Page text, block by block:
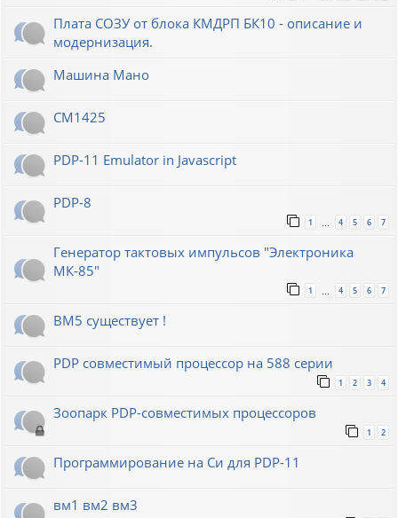
Плата СОЗУ от блока КМДРП БК10 - описание и
модернизация.
Машина Мано
СМ1425
PDP-11 Emulator in Javascript
PDP-8
1 4 5 6 7
Генератор тактовых импульсов "Электроника
МК-85"
1 4 5 6 7
ВМ5 существует !
PDP совместимый процессор на 588 серии
1 2 3 4
Зоопарк PDP-совместимых процессоров
1 2
Программирование на Си для PDP-11
вм1 вм2 вм3